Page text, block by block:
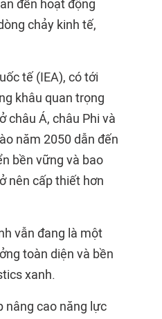
đến hoạt động
chảy kinh tế,
tế (IEA), có tới
khâu quan trọng
châu Á, châu Phi và
năm 2050 dẫn đến
bền vững và bao
nên cấp thiết hơn
vẫn đang là một
toàn diện và bền
xanh.
nâng cao năng lực